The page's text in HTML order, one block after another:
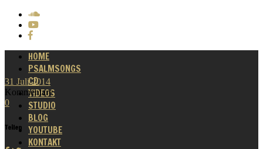
HOME
PSALMSONGS
CD
VIDEOS
STUDIO
BLOG
YOUTUBE
KONTAKT
31 Juli 2014
Kommentare
0
Teilen